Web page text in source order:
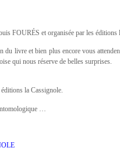
FOURÉS et organisée par les éditions
du livre et bien plus encore vous
qui nous réserve de belles surprises.
la Cassignole.
…